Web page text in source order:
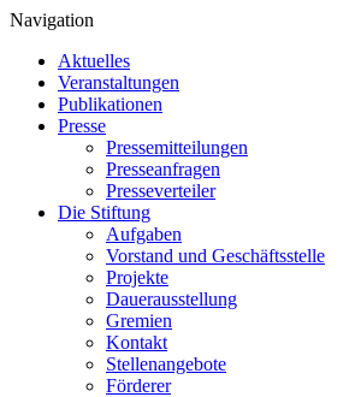
Navigation
Aktuelles
Veranstaltungen
Publikationen
Presse
Pressemitteilungen
Presseanfragen
Presseverteiler
Die Stiftung
Aufgaben
Vorstand und Geschäftsstelle
Projekte
Dauerausstellung
Gremien
Kontakt
Stellenangebote
Förderer